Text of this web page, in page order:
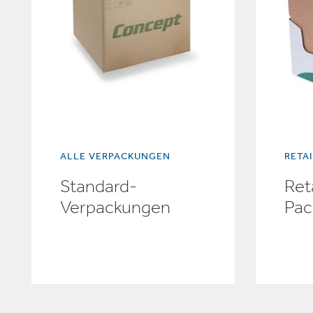
ALLE VERPACKUNGEN
Standard-
Verpackungen